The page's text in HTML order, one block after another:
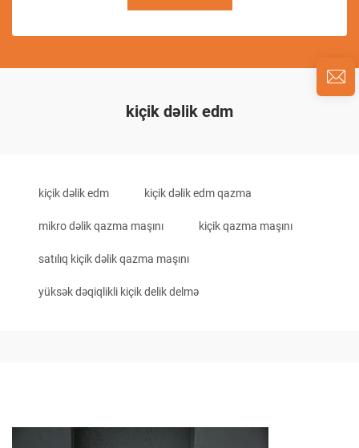
kiçik dəlik edm
kiçik dəlik edm kiçik dəlik edm qazma
mikro dəlik qazma maşını kiçik qazma maşını
satılıq kiçik dəlik qazma maşını
yüksək dəqiqlikli kiçik delik delmə